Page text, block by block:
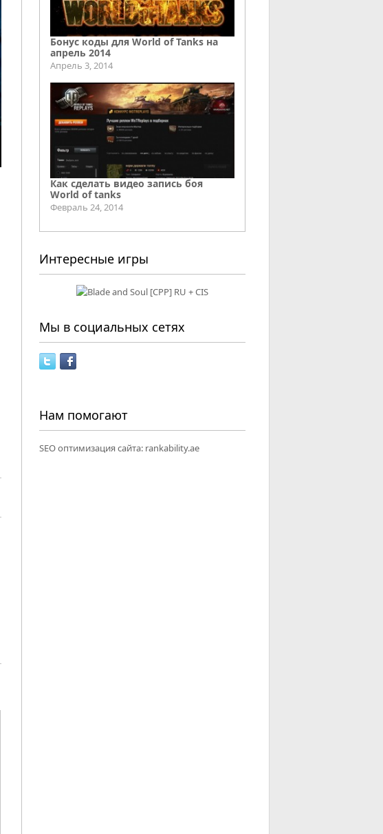
Бонус коды для World of Tanks на
апрель 2014
Апрель 3, 2014
Как сделать видео запись боя
World of tanks
Февраль 24, 2014
Интересные игры
Мы в социальных сетях
Нам помогают
SEO оптимизация сайта: rankability.ae